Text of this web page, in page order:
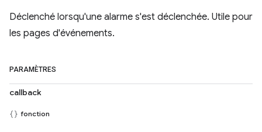
Déclenché lorsqu'une alarme s'est déclenchée. Utile pour
les pages d'événements.
PARAMÈTRES
callback
fonction